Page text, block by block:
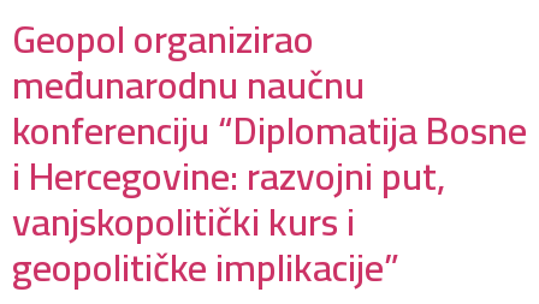
Geopol organizirao
međunarodnu naučnu
konferenciju “Diplomatija Bosne
i Hercegovine: razvojni put,
vanjskopolitički kurs i
geopolitičke implikacije”